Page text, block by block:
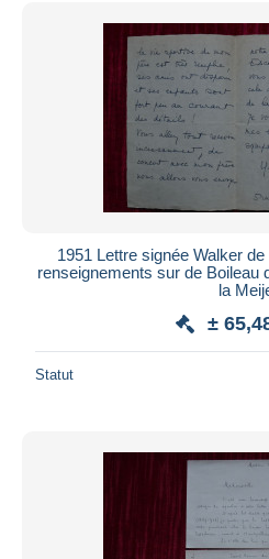
1951 Lettre signée Walker
renseignements sur de Boileau
la
±
Statut